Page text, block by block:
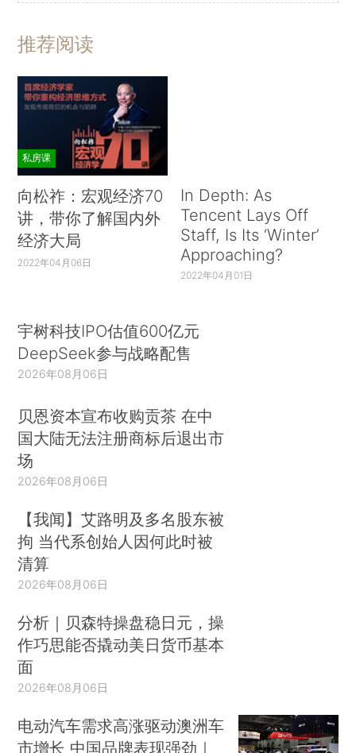
推荐阅读
私房课
向松祚：宏观经济70
讲，带你了解国内外
经济大局
2022年04月06日
In Depth: As
Tencent Lays Off
Staff, Is Its ‘Winter’
Approaching?
2022年04月01日
宇树科技IPO估值600亿元
DeepSeek参与战略配售
2026年08月06日
贝恩资本宣布收购贡茶 在中
国大陆无法注册商标后退出市
场
2026年08月06日
【我闻】艾路明及多名股东被
拘 当代系创始人因何此时被
清算
2026年08月06日
分析｜贝森特操盘稳日元，操
作巧思能否撬动美日货币基本
面
2026年08月06日
电动汽车需求高涨驱动澳洲车
市增长 中国品牌表现强劲｜